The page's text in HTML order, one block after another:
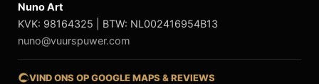
Nuno Art
KVK: 98164325 | BTW: NL002416954B13
nuno@vuurspuwer.com
VIND ONS OP GOOGLE MAPS & REVIEWS